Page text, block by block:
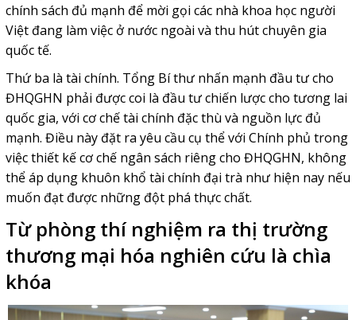
chính sách đủ mạnh để mời gọi các nhà khoa học người
Việt đang làm việc ở nước ngoài và thu hút chuyên gia
quốc tế.
Thứ ba là tài chính. Tổng Bí thư nhấn mạnh đầu tư cho
ĐHQGHN phải được coi là đầu tư chiến lược cho tương lai
quốc gia, với cơ chế tài chính đặc thù và nguồn lực đủ
mạnh. Điều này đặt ra yêu cầu cụ thể với Chính phủ trong
việc thiết kế cơ chế ngân sách riêng cho ĐHQGHN, không
thể áp dụng khuôn khổ tài chính đại trà như hiện nay nếu
muốn đạt được những đột phá thực chất.
Từ phòng thí nghiệm ra thị trường
thương mại hóa nghiên cứu là chìa
khóa